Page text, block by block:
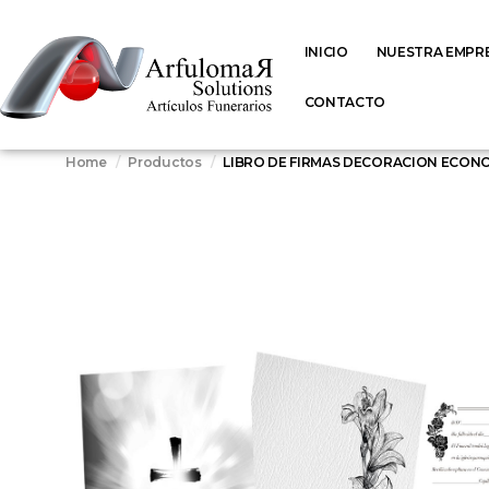
INICIO NUESTRA
CONTACTO
Home Productos LIBRO DE FIRMAS DECORACION